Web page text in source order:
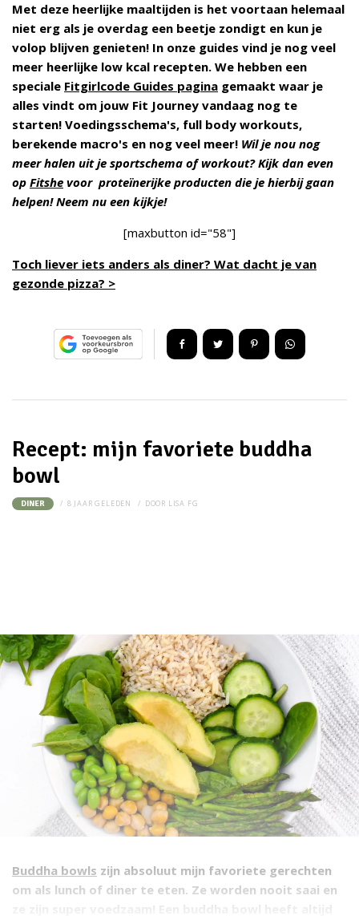
Met deze heerlijke maaltijden is het voortaan helemaal
niet erg als je overdag een beetje zondigt en kun je
volop blijven genieten! In onze guides vind je nog veel
meer heerlijke low kcal recepten. We hebben een
speciale Fitgirlcode Guides pagina gemaakt waar je
alles vindt om jouw Fit Journey vandaag nog te
starten! Voedingsschema's, full body workouts,
berekende macro's en nog veel meer! Wil je nou nog
meer halen uit je sportschema of workout? Kijk dan even
op Fitshe voor proteïnerijke producten die je hierbij gaan
helpen!Neem nu een kijkje!
[maxbutton id="58"]
Toch liever iets anders als diner? Wat dacht je van
gezonde pizza? >
Recept: mijn favoriete buddha
bowl
DINER 8 JAAR GELEDEN DOOR LISA FG
Buddha bowls zijn absoluut mijn favoriete gerechten
om als lunch of diner te eten. Ze worden nooit saai en